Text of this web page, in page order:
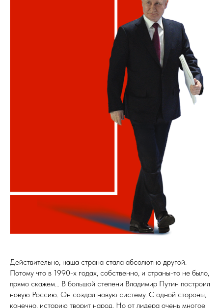
Действительно, наша страна стала абсолютно другой.
Потому что в 1990-х годах, собственно, и страны-то не было,
прямо скажем… В большой степени Владимир Путин построил
новую Россию. Он создал новую систему. С одной стороны,
конечно, историю творит народ. Но от лидера очень многое